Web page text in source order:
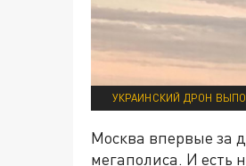
УКРАИНСКИЙ ДРОН
Москва впервые за
мегаполиса. И есть